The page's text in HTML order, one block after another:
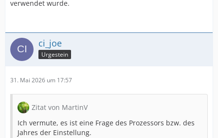
verwendet wurde.
ci_joe
Urgestein
31. Mai 2026 um 17:57
Zitat von MartinV
Ich vermute, es ist eine Frage des Prozessors bzw. des
Jahres der Einstellung.